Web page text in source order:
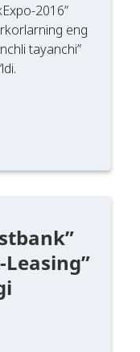
2016”
eng
tayanchi”
Leasing”